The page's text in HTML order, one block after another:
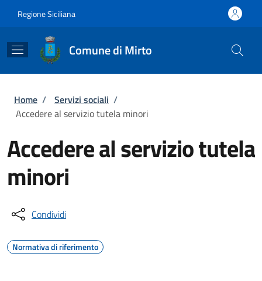
Regione Siciliana
Comune di Mirto
Briciole di pane
Home / Servizi sociali /
Accedere al servizio tutela minori
Accedere al servizio tutela
minori
Condividi
Normativa di riferimento